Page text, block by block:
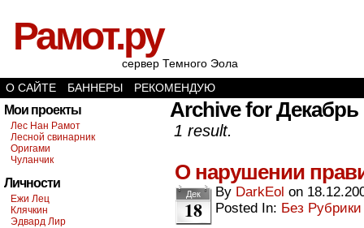
Рамот.ру
сервер Темного Эола
О САЙТЕ
БАННЕРЫ РЕКОМЕНДУЮ
Мои проекты
Лес Нан Рамот
Лесной свинарник
Оригами
Чуланчик
Личности
Ежи Лец
Клячкин
Эдвард Лир
Archive for Декабрь
1 result.
О нарушении
Дек
18
By DarkEol on
Posted In: Без Рубрики